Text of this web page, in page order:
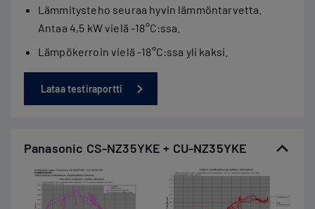
Lämmitysteho seuraa hyvin lämmöntarvetta.
Antaa 4,5 kW vielä -18°C:ssa.
Lämpökerroin vielä -18°C:ssa yli kaksi.
Lataa testiraportti
Panasonic CS-NZ35YKE + CU-NZ35YKE